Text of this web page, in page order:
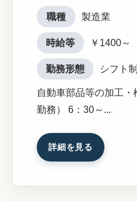
職種 製造業
時給等 ￥1400～
勤務形態 シフト制
自動車部品等の加工
勤務） 6：30～...
詳細を見る